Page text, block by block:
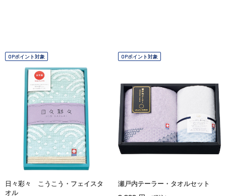
OPポイント対象
日々彩々 こうこう・フェイスタ
オル
OPポイント対象
瀬戸内テーラー・タオルセット